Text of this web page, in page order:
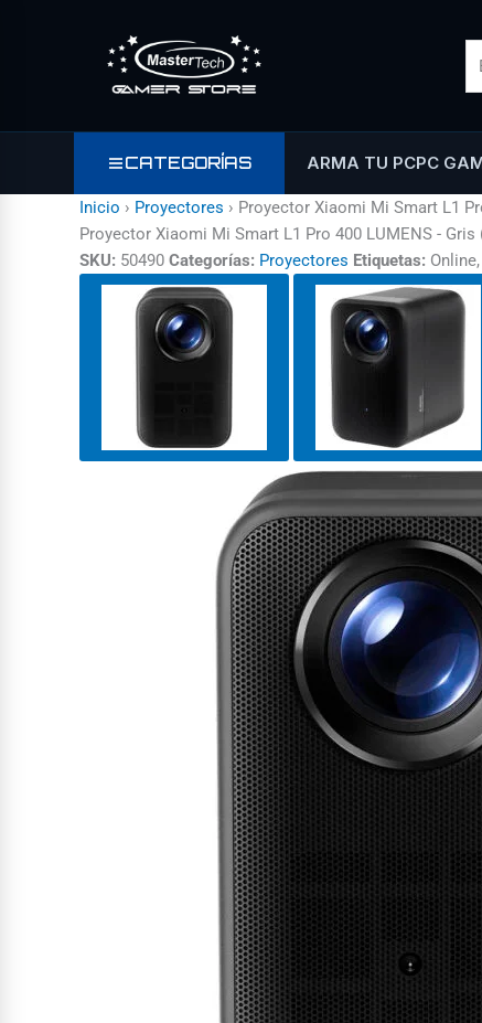
CATEGORÍAS ARMA TU PCPC
Inicio › Proyectores › Proyector Xiaomi Mi Smart L1
Proyector Xiaomi Mi Smart L1 Pro 400 LUMENS - Gris
SKU: 50490 Categorías: Proyectores Etiquetas: